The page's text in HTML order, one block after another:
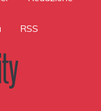
RSS